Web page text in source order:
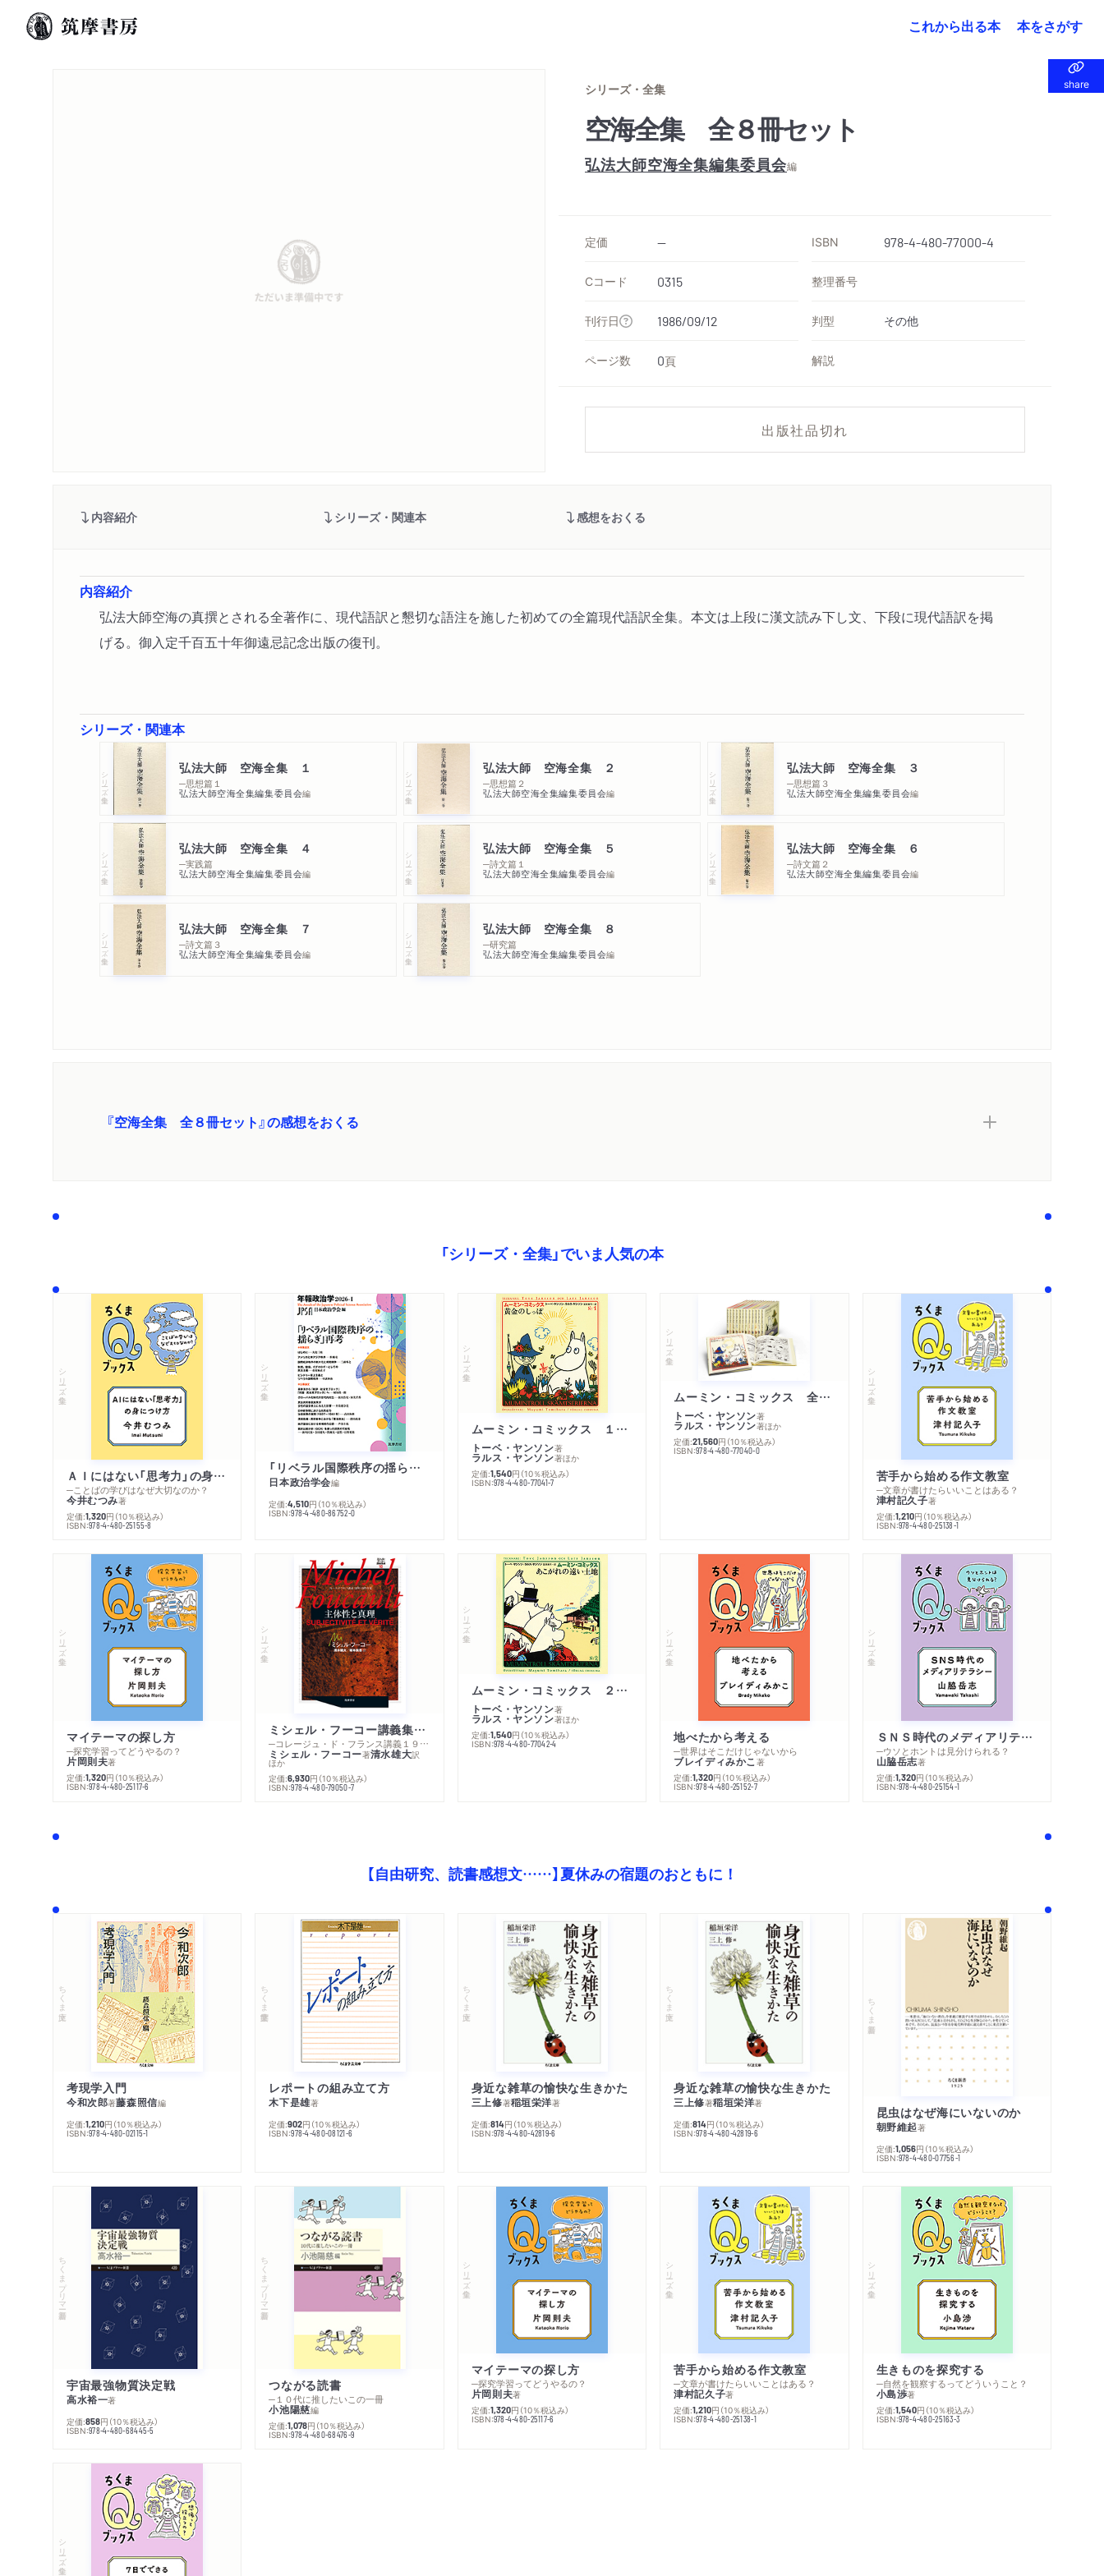
これから出る本 本をさがす
share
share
シリーズ・全集
空海全集 全８冊セット
弘法大師空海全集編集委員会編
定価 -- ISBN 978-4-480-77000-4
Cコード 0315 整理番号
刊行日 1986/09/12 判型 その他
ページ数 0頁 解説
出版社品切れ
内容紹介 シリーズ・関連本 感想をおくる
内容紹介
弘法大師空海の真撰とされる全著作に、現代語訳と懇切な語注を施した初めての全篇現代語訳全集。本文は上段に漢文読み下し文、下段に現代語訳を掲
げる。御入定千百五十年御遠忌記念出版の復刊。
シリーズ・関連本
シリーズ・全集 弘法大師 空海全集 １
─思想篇１
弘法大師空海全集編集委員会編
シリーズ・全集 弘法大師 空海全集 ２
─思想篇２
弘法大師空海全集編集委員会編
シリーズ・全集 弘法大師 空海全集 ３
─思想篇３
弘法大師空海全集編集委員会編
シリーズ・全集 弘法大師 空海全集 ４
─実践篇
弘法大師空海全集編集委員会編
シリーズ・全集 弘法大師 空海全集 ５
─詩文篇１
弘法大師空海全集編集委員会編
シリーズ・全集 弘法大師 空海全集 ６
─詩文篇２
弘法大師空海全集編集委員会編
シリーズ・全集 弘法大師 空海全集 ７
─詩文篇３
弘法大師空海全集編集委員会編
シリーズ・全集 弘法大師 空海全集 ８
─研究篇
弘法大師空海全集編集委員会編
『空海全集 全８冊セット』の感想をおくる
「シリーズ・全集」でいま人気の本
シリーズ・全集
ＡＩにはない「思考力」の身につけ方
─ことばの学びはなぜ大切なのか？
今井むつみ著
定価:1,320円 （10％税込み）
ISBN:978-4-480-25155-8
シリーズ・全集
「リベラル国際秩序の揺らぎ」再考 年報政治学２０２６‐Ⅰ
日本政治学会編
定価:4,510円 （10％税込み）
ISBN:978-4-480-86752-0
シリーズ・全集
ムーミン・コミックス １ 黄金のしっぽ
トーベ・ヤンソン著
ラルス・ヤンソン著ほか
定価:1,540円 （10％税込み）
ISBN:978-4-480-77041-7
シリーズ・全集
ムーミン・コミックス 全１４巻セット
トーベ・ヤンソン著
ラルス・ヤンソン著ほか
定価:21,560円 （10％税込み）
ISBN:978-4-480-77040-0
シリーズ・全集
苦手から始める作文教室
─文章が書けたらいいことはある？
津村記久子著
定価:1,210円 （10％税込み）
ISBN:978-4-480-25138-1
シリーズ・全集
マイテーマの探し方
─探究学習ってどうやるの？
片岡則夫著
定価:1,320円 （10％税込み）
ISBN:978-4-480-25117-6
シリーズ・全集
ミシェル・フーコー講義集成１０ 主体性と真理
─コレージュ・ド・フランス講義１９８０－１９８１年度
ミシェル・フーコー著清水雄大訳
ほか
定価:6,930円 （10％税込み）
ISBN:978-4-480-79050-7
シリーズ・全集
ムーミン・コミックス ２ あこがれの遠い土地
トーベ・ヤンソン著
ラルス・ヤンソン著ほか
定価:1,540円 （10％税込み）
ISBN:978-4-480-77042-4
シリーズ・全集
地べたから考える
─世界はそこだけじゃないから
ブレイディみかこ著
定価:1,320円 （10％税込み）
ISBN:978-4-480-25152-7
シリーズ・全集
ＳＮＳ時代のメディアリテラシー
─ウソとホントは見分けられる？
山脇岳志著
定価:1,320円 （10％税込み）
ISBN:978-4-480-25154-1
【自由研究、読書感想文……】夏休みの宿題のおともに！
ちくま文庫
考現学入門
今和次郎著藤森照信編
定価:1,210円 （10％税込み）
ISBN:978-4-480-02115-1
ちくま学芸文庫
レポートの組み立て方
木下是雄著
定価:902円 （10％税込み）
ISBN:978-4-480-08121-6
ちくま文庫
身近な雑草の愉快な生きかた
三上修著稲垣栄洋著
定価:814円 （10％税込み）
ISBN:978-4-480-42819-6
ちくま文庫
身近な雑草の愉快な生きかた
三上修著稲垣栄洋著
定価:814円 （10％税込み）
ISBN:978-4-480-42819-6
ちくま新書
昆虫はなぜ海にいないのか
朝野維起著
定価:1,056円 （10％税込み）
ISBN:978-4-480-07756-1
ちくまプリマー新書
宇宙最強物質決定戦
高水裕一著
定価:858円 （10％税込み）
ISBN:978-4-480-68445-5
ちくまプリマー新書
つながる読書
─１０代に推したいこの一冊
小池陽慈編
定価:1,078円 （10％税込み）
ISBN:978-4-480-68476-9
シリーズ・全集
マイテーマの探し方
─探究学習ってどうやるの？
片岡則夫著
定価:1,320円 （10％税込み）
ISBN:978-4-480-25117-6
シリーズ・全集
苦手から始める作文教室
─文章が書けたらいいことはある？
津村記久子著
定価:1,210円 （10％税込み）
ISBN:978-4-480-25138-1
シリーズ・全集
生きものを探究する
─自然を観察するってどういうこと？
小島渉著
定価:1,540円 （10％税込み）
ISBN:978-4-480-25163-3
シリーズ・全集